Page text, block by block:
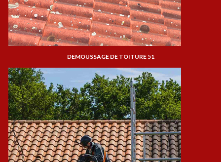
DEMOUSSAGE DE TOITURE 51